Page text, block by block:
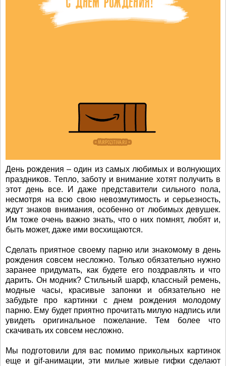
День рождения – один из самых любимых и волнующих
праздников. Тепло, заботу и внимание хотят получить в
этот день все. И даже представители сильного пола,
несмотря на всю свою невозмутимость и серьезность,
ждут знаков внимания, особенно от любимых девушек.
Им тоже очень важно знать, что о них помнят, любят и,
быть может, даже ими восхищаются.
Сделать приятное своему парню или знакомому в день
рождения совсем несложно. Только обязательно нужно
заранее придумать, как будете его поздравлять и что
дарить. Он модник? Стильный шарф, классный ремень,
модные часы, красивые запонки и обязательно не
забудьте про картинки с днем рождения молодому
парню. Ему будет приятно прочитать милую надпись или
увидеть оригинальное пожелание. Тем более что
скачивать их совсем несложно.
Мы подготовили для вас помимо прикольных картинок
еще и gif-анимации, эти милые живые гифки сделают